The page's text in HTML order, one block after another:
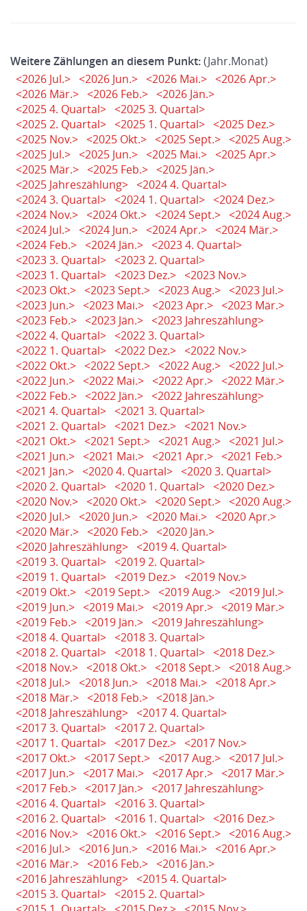
Weitere Zählungen an diesem Punkt:(Jahr.Monat)
<2026 Jul.> <2026 Jun.> <2026 Mai.> <2026 Apr.>
<2026 Mär.> <2026 Feb.> <2026 Jän.>
<2025 4. Quartal> <2025 3. Quartal>
<2025 2. Quartal> <2025 1. Quartal> <2025 Dez.>
<2025 Nov.> <2025 Okt.> <2025 Sept.> <2025 Aug.>
<2025 Jul.> <2025 Jun.> <2025 Mai.> <2025 Apr.>
<2025 Mär.> <2025 Feb.> <2025 Jän.>
<2025 Jahreszählung> <2024 4. Quartal>
<2024 3. Quartal> <2024 1. Quartal> <2024 Dez.>
<2024 Nov.> <2024 Okt.> <2024 Sept.> <2024 Aug.>
<2024 Jul.> <2024 Jun.> <2024 Apr.> <2024 Mär.>
<2024 Feb.> <2024 Jän.> <2023 4. Quartal>
<2023 3. Quartal> <2023 2. Quartal>
<2023 1. Quartal> <2023 Dez.> <2023 Nov.>
<2023 Okt.> <2023 Sept.> <2023 Aug.> <2023 Jul.>
<2023 Jun.> <2023 Mai.> <2023 Apr.> <2023 Mär.>
<2023 Feb.> <2023 Jän.> <2023 Jahreszählung>
<2022 4. Quartal> <2022 3. Quartal>
<2022 1. Quartal> <2022 Dez.> <2022 Nov.>
<2022 Okt.> <2022 Sept.> <2022 Aug.> <2022 Jul.>
<2022 Jun.> <2022 Mai.> <2022 Apr.> <2022 Mär.>
<2022 Feb.> <2022 Jän.> <2022 Jahreszählung>
<2021 4. Quartal> <2021 3. Quartal>
<2021 2. Quartal> <2021 Dez.> <2021 Nov.>
<2021 Okt.> <2021 Sept.> <2021 Aug.> <2021 Jul.>
<2021 Jun.> <2021 Mai.> <2021 Apr.> <2021 Feb.>
<2021 Jän.> <2020 4. Quartal> <2020 3. Quartal>
<2020 2. Quartal> <2020 1. Quartal> <2020 Dez.>
<2020 Nov.> <2020 Okt.> <2020 Sept.> <2020 Aug.>
<2020 Jul.> <2020 Jun.> <2020 Mai.> <2020 Apr.>
<2020 Mär.> <2020 Feb.> <2020 Jän.>
<2020 Jahreszählung> <2019 4. Quartal>
<2019 3. Quartal> <2019 2. Quartal>
<2019 1. Quartal> <2019 Dez.> <2019 Nov.>
<2019 Okt.> <2019 Sept.> <2019 Aug.> <2019 Jul.>
<2019 Jun.> <2019 Mai.> <2019 Apr.> <2019 Mär.>
<2019 Feb.> <2019 Jän.> <2019 Jahreszählung>
<2018 4. Quartal> <2018 3. Quartal>
<2018 2. Quartal> <2018 1. Quartal> <2018 Dez.>
<2018 Nov.> <2018 Okt.> <2018 Sept.> <2018 Aug.>
<2018 Jul.> <2018 Jun.> <2018 Mai.> <2018 Apr.>
<2018 Mär.> <2018 Feb.> <2018 Jän.>
<2018 Jahreszählung> <2017 4. Quartal>
<2017 3. Quartal> <2017 2. Quartal>
<2017 1. Quartal> <2017 Dez.> <2017 Nov.>
<2017 Okt.> <2017 Sept.> <2017 Aug.> <2017 Jul.>
<2017 Jun.> <2017 Mai.> <2017 Apr.> <2017 Mär.>
<2017 Feb.> <2017 Jän.> <2017 Jahreszählung>
<2016 4. Quartal> <2016 3. Quartal>
<2016 2. Quartal> <2016 1. Quartal> <2016 Dez.>
<2016 Nov.> <2016 Okt.> <2016 Sept.> <2016 Aug.>
<2016 Jul.> <2016 Jun.> <2016 Mai.> <2016 Apr.>
<2016 Mär.> <2016 Feb.> <2016 Jän.>
<2016 Jahreszählung> <2015 4. Quartal>
<2015 3. Quartal> <2015 2. Quartal>